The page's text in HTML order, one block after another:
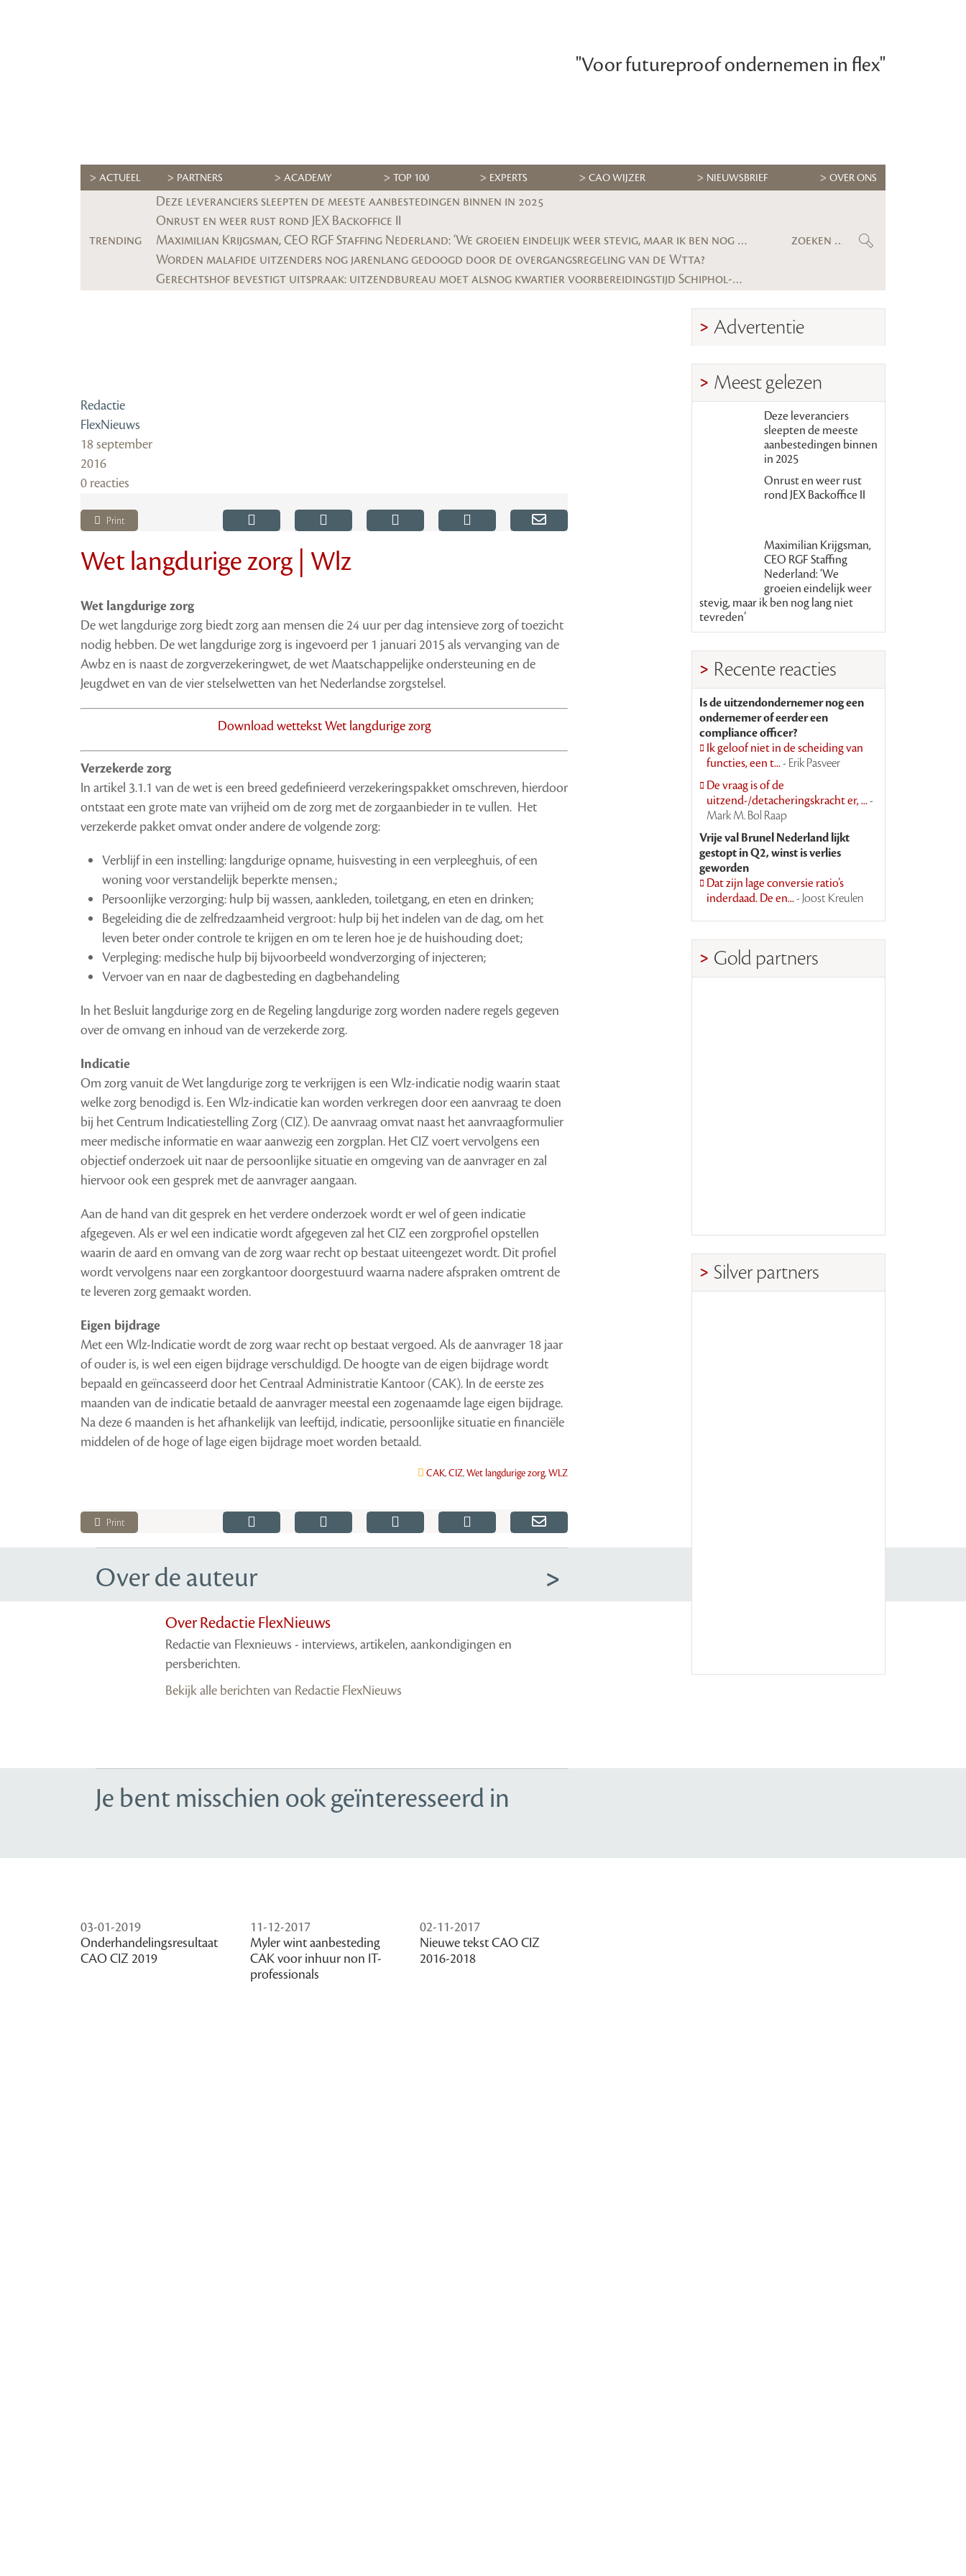
"Voor futureproof ondernemen in flex"
ACTUEEL PARTNERS ACADEMY TOP 100 EXPERTS CAO WIJZER NIEUWSBRIEF OVER ONS
trending
Deze leveranciers sleepten de meeste aanbestedingen binnen in 2025
Onrust en weer rust rond JEX Backoffice II
Maximilian Krijgsman, CEO RGF Staffing Nederland: ‘We groeien eindelijk weer stevig, maar ik ben nog lang niet tevreden’
Worden malafide uitzenders nog jarenlang gedoogd door de overgangsregeling van de Wtta?
Gerechtshof bevestigt uitspraak: uitzendbureau moet alsnog kwartier voorbereidingstijd Schiphol-medewerker uitbetalen
Redactie
FlexNieuws
18 september
2016
0 reacties
Print
Wet langdurige zorg | Wlz
Wet langdurige zorg
De wet langdurige zorg biedt zorg aan mensen die 24 uur per dag intensieve zorg of toezicht
nodig hebben. De wet langdurige zorg is ingevoerd per 1 januari 2015 als vervanging van de
Awbz en is naast de zorgverzekeringwet, de wet Maatschappelijke ondersteuning en de
Jeugdwet en van de vier stelselwetten van het Nederlandse zorgstelsel.
Download wettekst Wet langdurige zorg
Verzekerde zorg
In artikel 3.1.1 van de wet is een breed gedefinieerd verzekeringspakket omschreven, hierdoor
ontstaat een grote mate van vrijheid om de zorg met de zorgaanbieder in te vullen. Het
verzekerde pakket omvat onder andere de volgende zorg:
Verblijf in een instelling: langdurige opname, huisvesting in een verpleeghuis, of een
woning voor verstandelijk beperkte mensen.;
Persoonlijke verzorging: hulp bij wassen, aankleden, toiletgang, en eten en drinken;
Begeleiding die de zelfredzaamheid vergroot: hulp bij het indelen van de dag, om het
leven beter onder controle te krijgen en om te leren hoe je de huishouding doet;
Verpleging: medische hulp bij bijvoorbeeld wondverzorging of injecteren;
Vervoer van en naar de dagbesteding en dagbehandeling
In het Besluit langdurige zorg en de Regeling langdurige zorg worden nadere regels gegeven
over de omvang en inhoud van de verzekerde zorg.
Indicatie
Om zorg vanuit de Wet langdurige zorg te verkrijgen is een Wlz-indicatie nodig waarin staat
welke zorg benodigd is. Een Wlz-indicatie kan worden verkregen door een aanvraag te doen
bij het Centrum Indicatiestelling Zorg (CIZ). De aanvraag omvat naast het aanvraagformulier
meer medische informatie en waar aanwezig een zorgplan. Het CIZ voert vervolgens een
objectief onderzoek uit naar de persoonlijke situatie en omgeving van de aanvrager en zal
hiervoor ook een gesprek met de aanvrager aangaan.
Aan de hand van dit gesprek en het verdere onderzoek wordt er wel of geen indicatie
afgegeven. Als er wel een indicatie wordt afgegeven zal het CIZ een zorgprofiel opstellen
waarin de aard en omvang van de zorg waar recht op bestaat uiteengezet wordt. Dit profiel
wordt vervolgens naar een zorgkantoor doorgestuurd waarna nadere afspraken omtrent de
te leveren zorg gemaakt worden.
Eigen bijdrage
Met een Wlz-Indicatie wordt de zorg waar recht op bestaat vergoed. Als de aanvrager 18 jaar
of ouder is, is wel een eigen bijdrage verschuldigd. De hoogte van de eigen bijdrage wordt
bepaald en geïncasseerd door het Centraal Administratie Kantoor (CAK). In de eerste zes
maanden van de indicatie betaald de aanvrager meestal een zogenaamde lage eigen bijdrage.
Na deze 6 maanden is het afhankelijk van leeftijd, indicatie, persoonlijke situatie en financiële
middelen of de hoge of lage eigen bijdrage moet worden betaald.
CAK,CIZ,Wet langdurige zorg,WLZ
Print
Over de auteur
Over Redactie FlexNieuws
Redactie van Flexnieuws - interviews, artikelen, aankondigingen en
persberichten.
Bekijk alle berichten van Redactie FlexNieuws
Je bent misschien ook geïnteresseerd in
03-01-2019
Onderhandelingsresultaat
CAO CIZ 2019
11-12-2017
Myler wint aanbesteding
CAK voor inhuur non IT-
professionals
02-11-2017
Nieuwe tekst CAO CIZ
2016-2018
Advertentie
Meest gelezen
Deze leveranciers
sleepten de meeste
aanbestedingen binnen
in 2025
Onrust en weer rust
rond JEX Backoffice II
Maximilian Krijgsman,
CEO RGF Staffing
Nederland: ‘We
groeien eindelijk weer
stevig, maar ik ben nog lang niet
tevreden’
Recente reacties
Is de uitzendondernemer nog een
ondernemer of eerder een
compliance officer?
Ik geloof niet in de scheiding van
functies, een t...- Erik Pasveer
De vraag is of de
uitzend-/detacheringskracht er, ...-
Mark M. Bol Raap
Vrije val Brunel Nederland lijkt
gestopt in Q2, winst is verlies
geworden
Dat zijn lage conversie ratio’s
inderdaad. De en...- Joost Kreulen
Gold partners
Silver partners